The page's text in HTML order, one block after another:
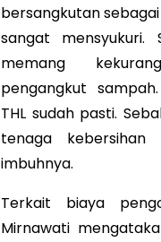
bersangkutan sebagai
sangat mensyukuri.
memang
pengangkut
THL sudah pasti.
tenaga
imbuhnya.
Terkait biaya
Mirnawati